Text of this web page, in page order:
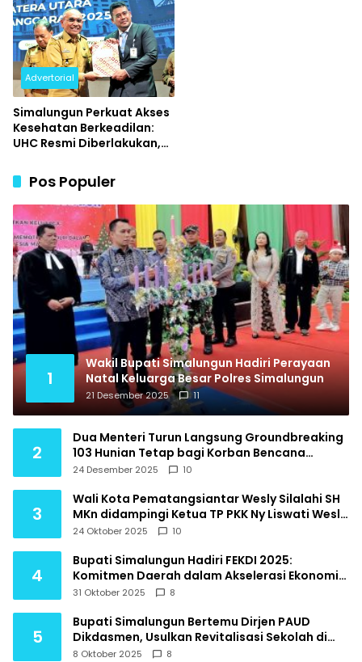
Advertorial
Simalungun Perkuat Akses
Kesehatan Berkeadilan:
UHC Resmi Diberlakukan,
KTP untuk Berobat
Pos Populer
1
Wakil Bupati Simalungun Hadiri Perayaan
Natal Keluarga Besar Polres Simalungun
21 Desember 2025 11
2
Dua Menteri Turun Langsung Groundbreaking
103 Hunian Tetap bagi Korban Bencana
Hidrometeorologi Tapanuli Utara
24 Desember 2025 10
3
Wali Kota Pematangsiantar Wesly Silalahi SH
MKn didampingi Ketua TP PKK Ny Liswati Wesly
Silalahi menghadiri Pembukaan Indonesia
24 Oktober 2025 10
4
Bupati Simalungun Hadiri FEKDI 2025:
Komitmen Daerah dalam Akselerasi Ekonomi
Digital Nasional
31 Oktober 2025 8
5
Bupati Simalungun Bertemu Dirjen PAUD
Dikdasmen, Usulkan Revitalisasi Sekolah di
Daerah Terpencil
8 Oktober 2025 8